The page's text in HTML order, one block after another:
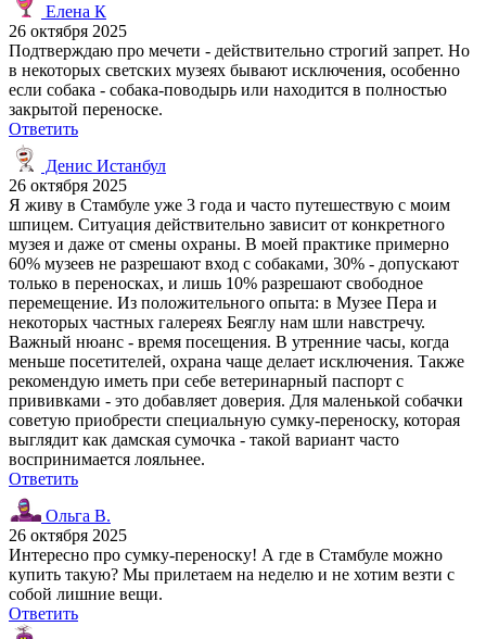
Елена К
26 октября 2025
Подтверждаю про мечети - действительно строгий запрет. Но
в некоторых светских музеях бывают исключения, особенно
если собака - собака-поводырь или находится в полностью
закрытой переноске.
Ответить
Денис Истанбул
26 октября 2025
Я живу в Стамбуле уже 3 года и часто путешествую с моим
шпицем. Ситуация действительно зависит от конкретного
музея и даже от смены охраны. В моей практике примерно
60% музеев не разрешают вход с собаками, 30% - допускают
только в переносках, и лишь 10% разрешают свободное
перемещение. Из положительного опыта: в Музее Пера и
некоторых частных галереях Беяглу нам шли навстречу.
Важный нюанс - время посещения. В утренние часы, когда
меньше посетителей, охрана чаще делает исключения. Также
рекомендую иметь при себе ветеринарный паспорт с
прививками - это добавляет доверия. Для маленькой собачки
советую приобрести специальную сумку-переноску, которая
выглядит как дамская сумочка - такой вариант часто
воспринимается лояльнее.
Ответить
Ольга В.
26 октября 2025
Интересно про сумку-переноску! А где в Стамбуле можно
купить такую? Мы прилетаем на неделю и не хотим везти с
собой лишние вещи.
Ответить